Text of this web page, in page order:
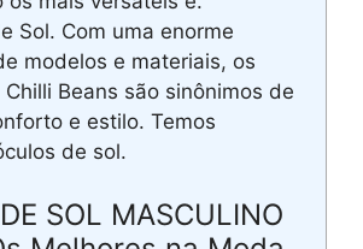
Sol. Com uma enorme
modelos e materiais, os
Beans são sinônimos de
e estilo. Temos
de sol.
SOL MASCULINO